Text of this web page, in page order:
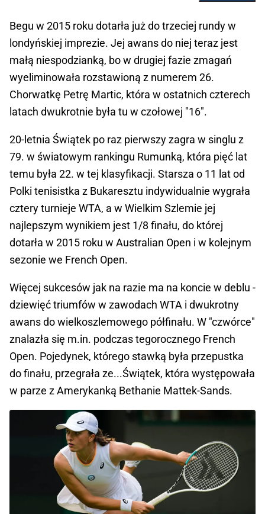
Begu w 2015 roku dotarła już do trzeciej rundy w
londyńskiej imprezie. Jej awans do niej teraz jest
małą niespodzianką, bo w drugiej fazie zmagań
wyeliminowała rozstawioną z numerem 26.
Chorwatkę Petrę Martic, która w ostatnich czterech
latach dwukrotnie była tu w czołowej "16".
20-letnia Świątek po raz pierwszy zagra w singlu z
79. w światowym rankingu Rumunką, która pięć lat
temu była 22. w tej klasyfikacji. Starsza o 11 lat od
Polki tenisistka z Bukaresztu indywidualnie wygrała
cztery turnieje WTA, a w Wielkim Szlemie jej
najlepszym wynikiem jest 1/8 finału, do której
dotarła w 2015 roku w Australian Open i w kolejnym
sezonie we French Open.
Więcej sukcesów jak na razie ma na koncie w deblu -
dziewięć triumfów w zawodach WTA i dwukrotny
awans do wielkoszlemowego półfinału. W "czwórce"
znalazła się m.in. podczas tegorocznego French
Open. Pojedynek, którego stawką była przepustka
do finału, przegrała ze...Świątek, która występowała
w parze z Amerykanką Bethanie Mattek-Sands.